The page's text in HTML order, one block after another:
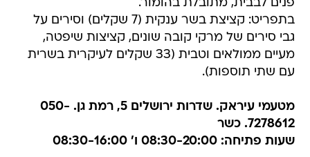
פנים לבבית, מתובלת בהומור.
בתפריט: קציצת בשר ענקית (7 שקלים) וסירים על
גבי סירים של מרקי קובה שונים, קציצות שיפטה,
מעיים ממולאים וטבית (33 שקלים לעיקרית בשרית
עם שתי תוספות).
מטעמי עיראק. שדרות ירושלים 5, רמת גן. 050-
7278612. כשר
שעות פתיחה: 08:30-20:00 ו' 08:30-16:00